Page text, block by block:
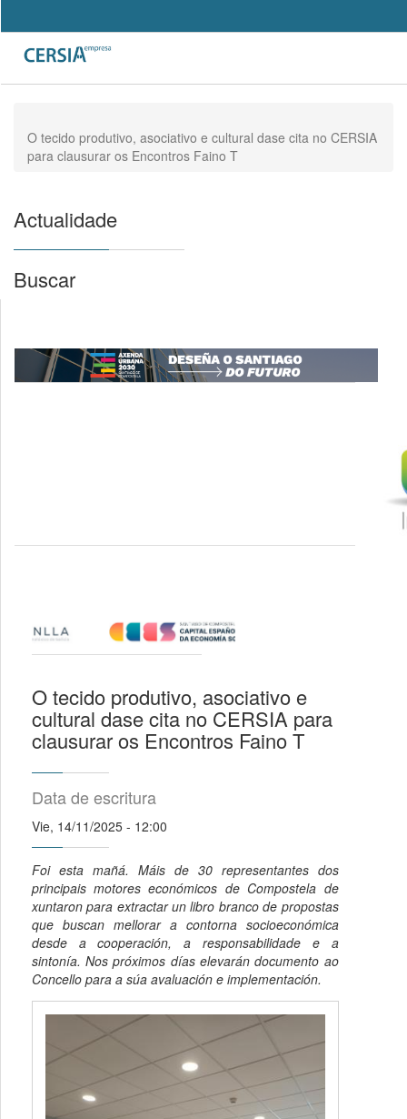
contenido
principal
Formulario
de
O tecido produtivo, asociativo e cultural dase cita no CERSIA
para clausurar os Encontros Faino T
Actualidade
Buscar
O tecido produtivo, asociativo e
cultural dase cita no CERSIA para
clausurar os Encontros Faino T
Data de escritura
Vie, 14/11/2025 - 12:00
Foi esta mañá. Máis de 30 representantes dos
principais motores económicos de Compostela de
xuntaron para extractar un libro branco de propostas
que buscan mellorar a contorna socioeconómica
desde a cooperación, a responsabilidade e a
sintonía. Nos próximos días elevarán documento ao
Concello para a súa avaluación e implementación.